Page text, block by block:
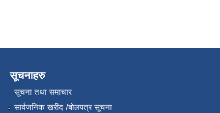
सूचनाहरु
सूचना तथा समाचार
सार्वजनिक खरीद /बोलपत्र सूचना